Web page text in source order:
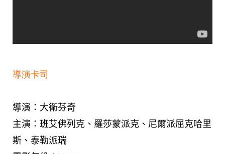
導演卡司
導演：大衛芬奇
主演：班艾佛列克、羅莎蒙派克、尼爾派屈克哈里
斯、泰勒派瑞